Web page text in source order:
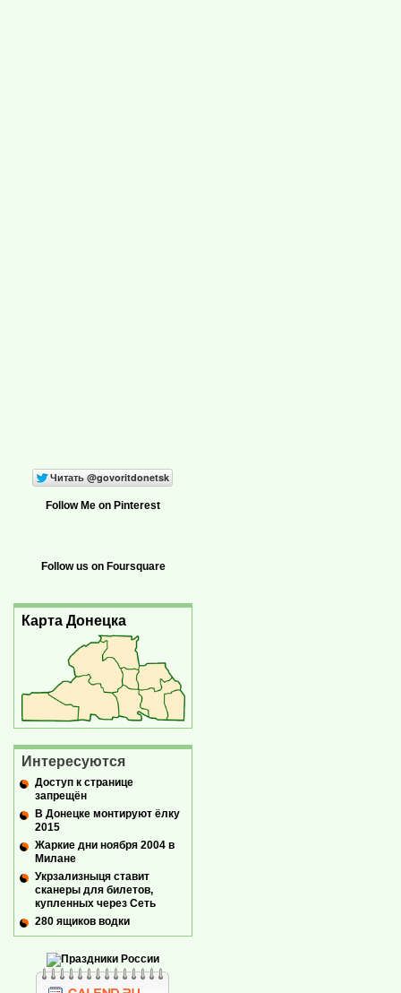
Follow Me on Pinterest
Follow us on Foursquare
Карта Донецка
Интересуются
Доступ к странице
запрещён
В Донецке монтируют ёлку
2015
Жаркие дни ноября 2004 в
Милане
Укрзализныця ставит
сканеры для билетов,
купленных через Сеть
280 ящиков водки